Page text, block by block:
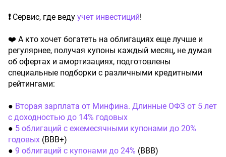
❗ Сервис, где веду учет инвестиций!
❤️ А кто хочет богатеть на облигациях еще лучше и
регулярнее, получая купоны каждый месяц, не думая
об офертах и амортизациях, подготовлены
специальные подборки с различными кредитными
рейтингами:
● Вторая зарплата от Минфина. Длинные ОФЗ от 5 лет
с доходностью до 14% годовых
● 5 облигаций с ежемесячными купонами до 20%
годовых (ВВВ+)
● 9 облигаций с купонами до 24% (ВВВ)